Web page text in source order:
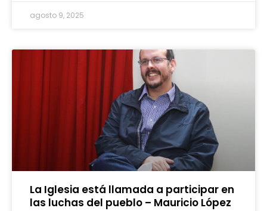
agosto 9, 2025
La Iglesia está llamada a participar en
las luchas del pueblo – Mauricio López